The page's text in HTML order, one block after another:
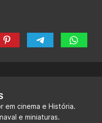
em cinema e História.
e miniaturas.